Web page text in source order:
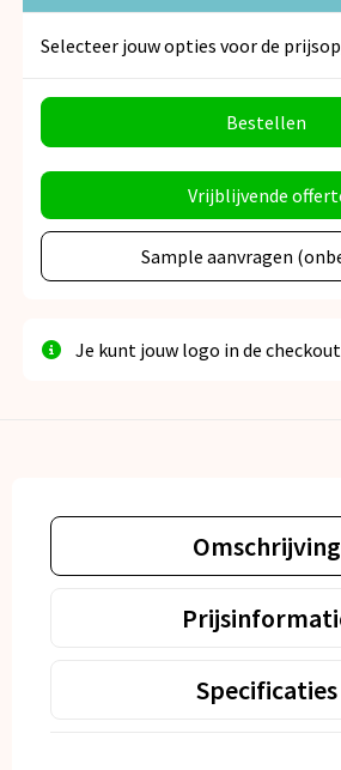
Selecteer jouw opties voor de
Bestellen
Vrijblijvende
Sample aanvragen
Je kunt jouw logo in de
Omschrijving
Specificaties